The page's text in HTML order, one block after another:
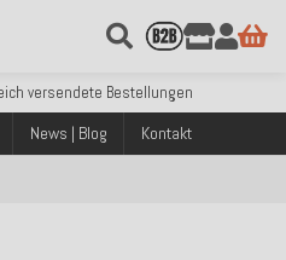
versendete Bestellungen
PayPal & Amazon Pay
Deutschlands ab 99€ Bestellwert
versendete Bestellungen
News | Blog Kontakt